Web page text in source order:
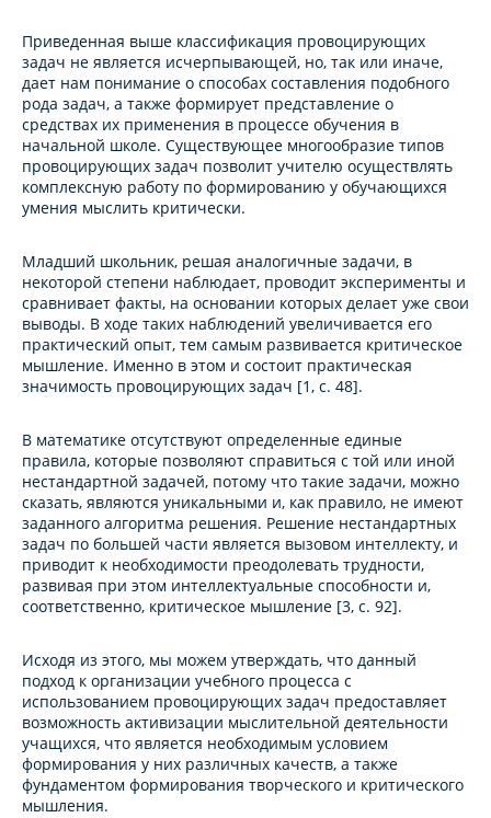
Приведенная выше классификация провоцирующих
задач не является исчерпывающей, но, так или иначе,
дает нам понимание о способах составления подобного
рода задач, а также формирует представление о
средствах их применения в процессе обучения в
начальной школе. Существующее многообразие типов
провоцирующих задач позволит учителю осуществлять
комплексную работу по формированию у обучающихся
умения мыслить критически.
Младший школьник, решая аналогичные задачи, в
некоторой степени наблюдает, проводит эксперименты и
сравнивает факты, на основании которых делает уже свои
выводы. В ходе таких наблюдений увеличивается его
практический опыт, тем самым развивается критическое
мышление. Именно в этом и состоит практическая
значимость провоцирующих задач [1, с. 48].
В математике отсутствуют определенные единые
правила, которые позволяют справиться с той или иной
нестандартной задачей, потому что такие задачи, можно
сказать, являются уникальными и, как правило, не имеют
заданного алгоритма решения. Решение нестандартных
задач по большей части является вызовом интеллекту, и
приводит к необходимости преодолевать трудности,
развивая при этом интеллектуальные способности и,
соответственно, критическое мышление [3, с. 92].
Исходя из этого, мы можем утверждать, что данный
подход к организации учебного процесса с
использованием провоцирующих задач предоставляет
возможность активизации мыслительной деятельности
учащихся, что является необходимым условием
формирования у них различных качеств, а также
фундаментом формирования творческого и критического
мышления.